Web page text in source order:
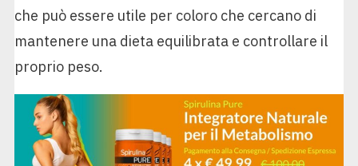
che può essere utile per coloro che cercano di
mantenere una dieta equilibrata e controllare il
proprio peso.